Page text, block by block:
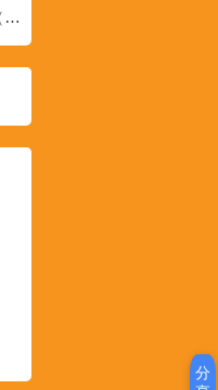
钟茂森：中峰三时系念法事全集（第十五集）
分